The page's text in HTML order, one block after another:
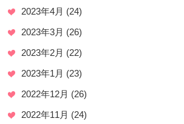
2023年4月 (24)
2023年3月 (26)
2023年2月 (22)
2023年1月 (23)
2022年12月 (26)
2022年11月 (24)